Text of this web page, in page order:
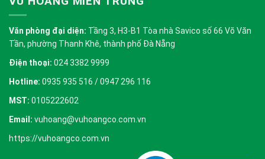
Văn phòng đại diện: Tầng 3, H3-B1 Tòa nhà Savico số 66 Võ Văn
Tần, phường Thanh Khê, thành phố Đà Nẵng
Điện thoại: 024 3382 9999
Hotline: 0935 935 516 / 0947 296 116
MST: 0105222602
Email: vuhoang@vuhoangco.com.vn
https://vuhoangco.com.vn